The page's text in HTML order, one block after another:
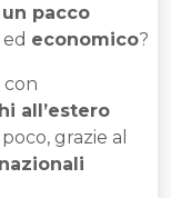
pacco
ed economico?
con
all’estero
grazie al